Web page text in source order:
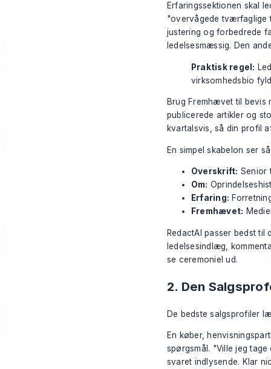
Erfaringssektionen skal
"overvågede tværfaglige
justering og forbedrede
ledelsesmæssig. Den
Praktisk regel:
virksomhedsbio
Brug Fremhævet til bevis
publicerede artikler og
kvartalsvis, så din profil
En simpel skabelon ser
Overskrift: Senior
Om:
Erfaring:
Fremhævet:
RedactAI passer bedst
ledelsesindlæg,
se ceremoniel ud.
2. Den
De bedste salgsprofiler
En køber,
spørgsmål. "Ville jeg
svaret indlysende. Klar